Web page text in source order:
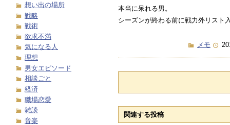
本当に呆れる男。
シーズンが終わる前に戦力外リスト
メモ
関連する投稿
想い出の場所
戦略
戦術
欲求不満
気になる人
理想
男女エピソード
相談ごと
経済
職場恋愛
雑談
音楽